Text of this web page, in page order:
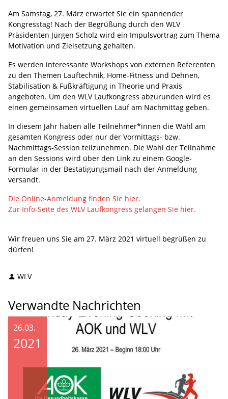
Am Samstag, 27. März erwartet Sie ein spannender
Kongresstag! Nach der Begrüßung durch den WLV
Präsidenten Jürgen Scholz wird ein Impulsvortrag zum Thema
Motivation und Zielsetzung gehalten.
Es werden interessante Workshops von externen Referenten
zu den Themen Lauftechnik, Home-Fitness und Dehnen,
Stabilisation & Fußkräftigung in Theorie und Praxis
angeboten. Um den WLV Laufkongress abzurunden wird es
einen gemeinsamen virtuellen Lauf am Nachmittag geben.
In diesem Jahr haben alle Teilnehmer*innen die Wahl am
gesamten Kongress oder nur der Vormittags- bzw.
Nachmittags-Session teilzunehmen. Die Wahl der Teilnahme
an den Sessions wird über den Link zu einem Google-
Formular in der Bestätigungsmail nach der Anmeldung
versandt.
Die Online-Anmeldung finden Sie hier.
Zur Info-Seite des WLV Laufkongress gelangen Sie hier.
Wir freuen uns Sie am 27. März 2021 virtuell begrüßen zu
dürfen!
WLV
Verwandte Nachrichten
26.03.
2021